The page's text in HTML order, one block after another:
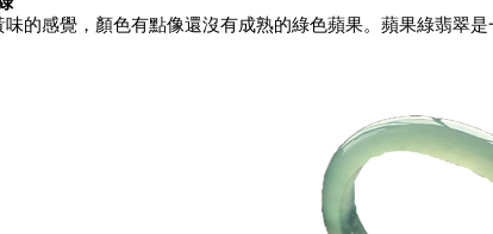
的感覺，顏色有點像還沒有成熟的綠色蘋果。蘋果綠翡翠